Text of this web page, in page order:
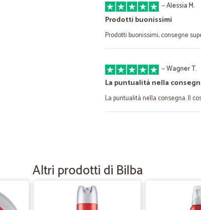
—Alessia M.
Prodotti buonissimi
Prodotti buonissimi, consegne
—Wagner T.
La puntualità nella
La puntualità nella consegna. Il
più,ottimo.
Trustpilot
Altri prodotti di Bilba